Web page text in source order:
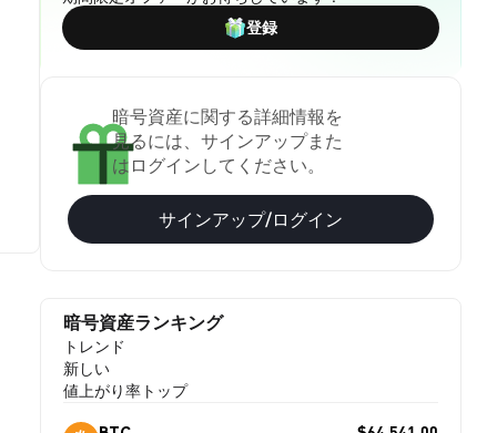
登録
暗号資産に関する詳細情報を
見るには、サインアップまた
はログインしてください。
サインアップ/ログイン
暗号資産ランキング
トレンド
新しい
値上がり率トップ